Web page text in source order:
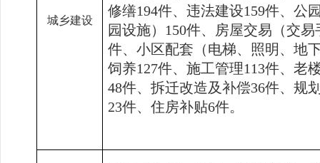
城乡建设
修缮194件、违法建设159件、公
园设施） 150件、房屋交易（交
件、小区配套（电梯、照明、地
饲养127件、施工管理113件、老
48件、拆迁改造及补偿36件、规
23件、住房补贴6件。